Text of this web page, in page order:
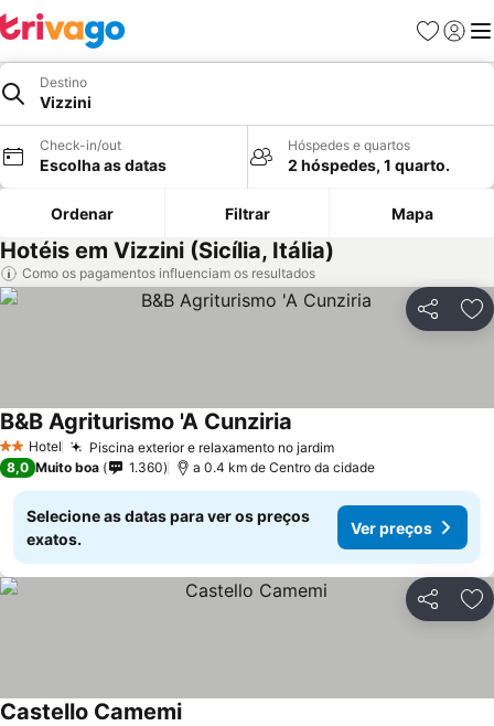
Favoritos
Iniciar
Destino
Vizzini
Check-in/out
Escolha as datas
Hóspedes e quartos
2 hóspedes, 1 quarto.
Ordenar Filtrar Mapa
Hotéis em Vizzini (Sicília, Itália)
Como os pagamentos influenciam os resultados
Partilhar
2 Estrelas
Hotel Piscina exterior e relaxamento no jardim
B&B Agriturismo 'A Cunziria
8,0 Muito boa 1.360 a 0.4 km de Centro da cidade
Selecione as datas para ver os preços
exatos.
Ver preços
Partilhar
Castello Camemi